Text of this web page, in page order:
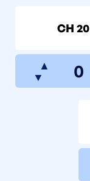
CH 20
▲
▼